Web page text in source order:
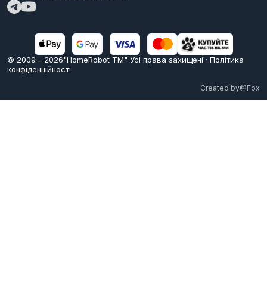
© 2009 - 2026"HomeRobot ТМ" Усi права захищені · Політика
конфіденційності
Created by@Fox